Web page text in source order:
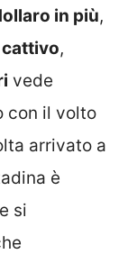
in più,
cattivo,
vede
con il volto
arrivato a
è
si